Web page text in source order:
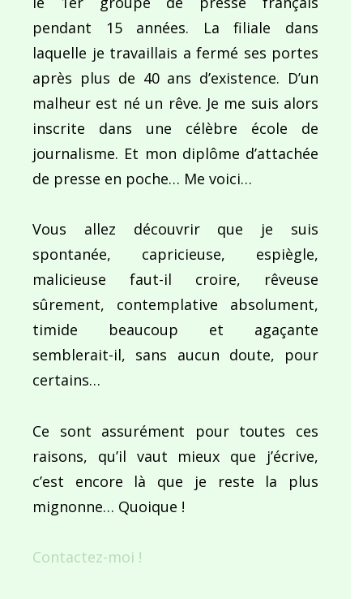
pendant 15 années. La filiale dans
laquelle je travaillais a fermé ses portes
après plus de 40 ans d’existence. D’un
malheur est né un rêve. Je me suis alors
inscrite dans une célèbre école de
journalisme. Et mon diplôme d’attachée
de presse en poche… Me voici…
Vous allez découvrir que je suis
spontanée, capricieuse, espiègle,
malicieuse faut-il croire, rêveuse
sûrement, contemplative absolument,
timide beaucoup et agaçante
semblerait-il, sans aucun doute, pour
certains…
Ce sont assurément pour toutes ces
raisons, qu’il vaut mieux que j’écrive,
c’est encore là que je reste la plus
mignonne… Quoique !
Contactez-moi !